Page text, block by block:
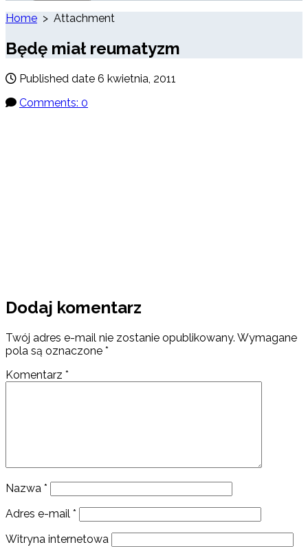
Home > Attachment
Będę miał reumatyzm
Published date 6 kwietnia, 2011
Comments: 0
Dodaj komentarz
Twój adres e-mail nie zostanie opublikowany. Wymagane
pola są oznaczone *
Komentarz *
Nazwa *
Adres e-mail *
Witryna internetowa